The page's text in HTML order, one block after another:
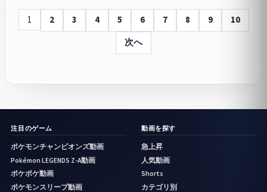
1 2 3 4 5 6 7 8 9
10
次へ
注目のゲーム
ポケモンチャンピオンズ動画
Pokémon LEGENDS Z-A動画
ポケポケ動画
ポケモンスリープ動画
動画を探す
急上昇
人気動画
Shorts
カテゴリ別